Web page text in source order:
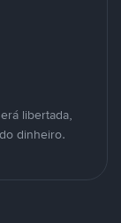
libertada,
dinheiro.